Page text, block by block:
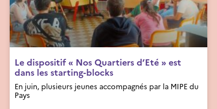
Le dispositif « Nos Quartiers d’Eté » est
dans les starting-blocks
En juin, plusieurs jeunes accompagnés par la MIPE du
Pays